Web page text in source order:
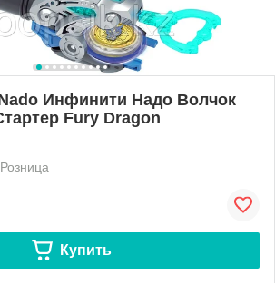
Инфинити Надо Волчок
Fury Dragon
Розница
Купить